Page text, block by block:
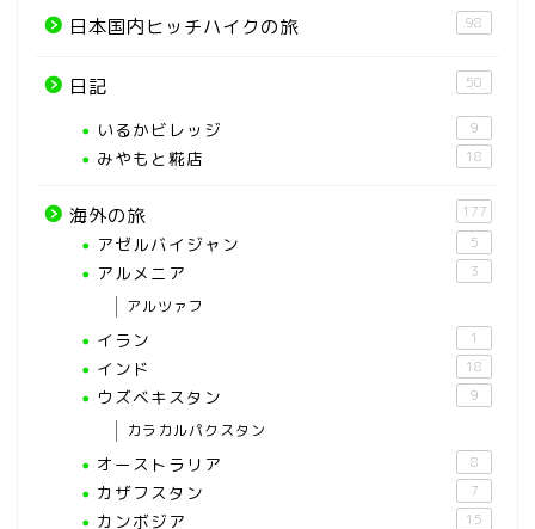
日本国内ヒッチハイクの旅 98
日記 50
いるかビレッジ 9
みやもと糀店 18
海外の旅 177
アゼルバイジャン 5
アルメニア 3
アルツァフ
イラン 1
インド 18
ウズベキスタン 9
カラカルパクスタン
オーストラリア 8
カザフスタン 7
カンボジア 15